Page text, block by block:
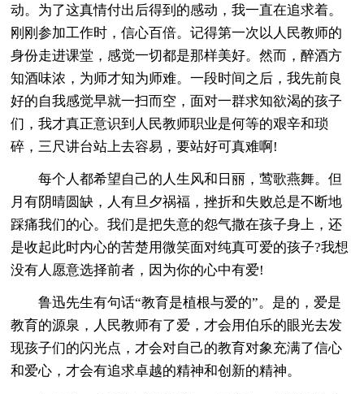
动。为了这真情付出后得到的感动，我一直在追求着。
刚刚参加工作时，信心百倍。记得第一次以人民教师的
身份走进课堂，感觉一切都是那样美好。然而，醉酒方
知酒味浓，为师才知为师难。一段时间之后，我先前良
好的自我感觉早就一扫而空，面对一群求知欲渴的孩子
们，我才真正意识到人民教师职业是何等的艰辛和琐
碎，三尺讲台站上去容易，要站好可真难啊!
每个人都希望自己的人生风和日丽，莺歌燕舞。但
月有阴晴圆缺，人有旦夕祸福，挫折和失败总是不断地
踩痛我们的心。我们是把失意的怨气撒在孩子身上，还
是收起此时内心的苦楚用微笑面对纯真可爱的孩子?我想
没有人愿意选择前者，因为你的心中有爱!
鲁迅先生有句话“教育是植根与爱的”。是的，爱是
教育的源泉，人民教师有了爱，才会用伯乐的眼光去发
现孩子们的闪光点，才会对自己的教育对象充满了信心
和爱心，才会有追求卓越的精神和创新的精神。